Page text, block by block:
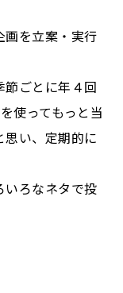
画を立案・実行
ごとに年４回
使ってもっと当
い、定期的に
いろなネタで投